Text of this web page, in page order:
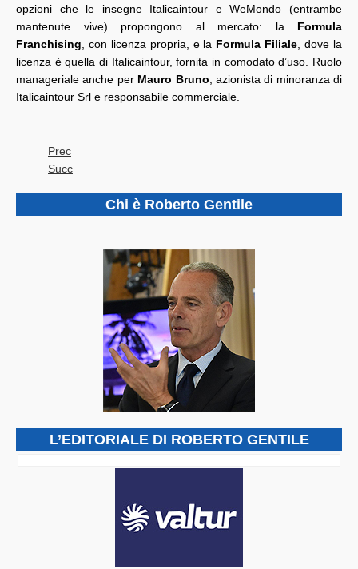
opzioni che le insegne Italicaintour e WeMondo (entrambe
mantenute vive) propongono al mercato: la Formula
Franchising , con licenza propria, e la Formula Filiale , dove la
licenza è quella di Italicaintour, fornita in comodato d’uso. Ruolo
manageriale anche per Mauro Bruno , azionista di minoranza di
Italicaintour Srl e responsabile commerciale.
Prec
Succ
Chi è Roberto Gentile
L’EDITORIALE DI ROBERTO GENTILE